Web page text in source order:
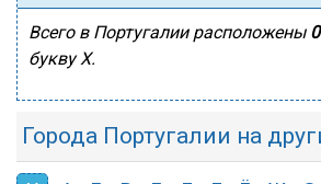
Всего в Португалии расположены 0
букву Х.
Города Португалии на